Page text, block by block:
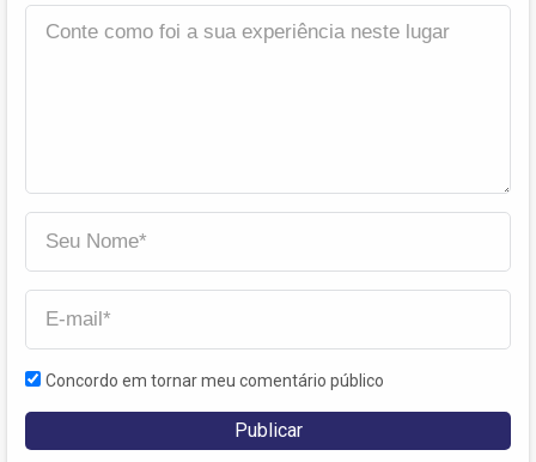
Concordo em tornar meu comentário público